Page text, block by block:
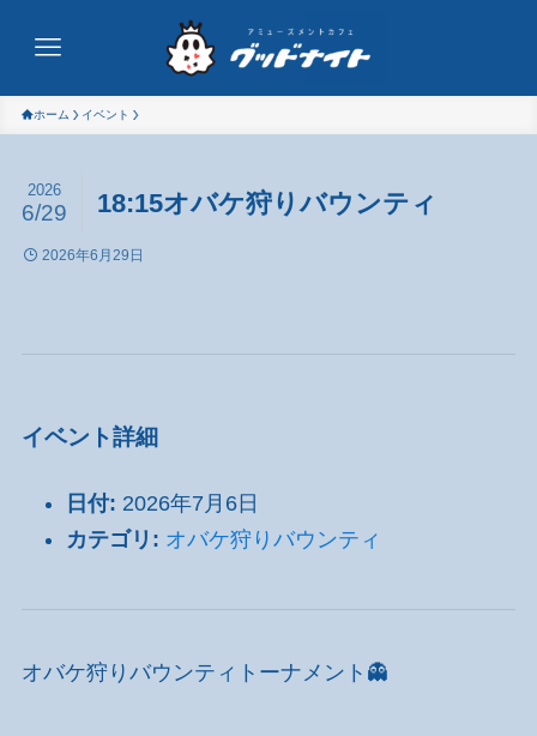
ホーム イベント
18:15オバケ狩りバウンティ
2026
6/29
2026年6月29日
イベント詳細
日付: 2026年7月6日
カテゴリ: オバケ狩りバウンティ
オバケ狩りバウンティトーナメント👻